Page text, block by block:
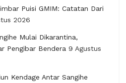
Puisi GMIM: Catatan Dari
2026
Mulai Dikarantina,
Pengibar Bendera 9 Agustus
Kendage Antar Sangihe